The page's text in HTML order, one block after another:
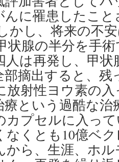
んに罹患したこ
かし、将来の不
状腺の半分を手
人は再発し、甲
摘出すると、残
放射性ヨウ素の
療という過酷な
カプセルに入っ
なくとも10億ベ
から、生涯、ホ